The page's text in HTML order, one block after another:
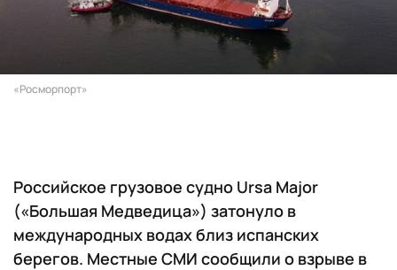
«Росморпорт»
Российское грузовое судно Ursa Major
(«Большая Медведица») затонуло в
международных водах близ испанских
берегов. Местные СМИ сообщили о взрыве в